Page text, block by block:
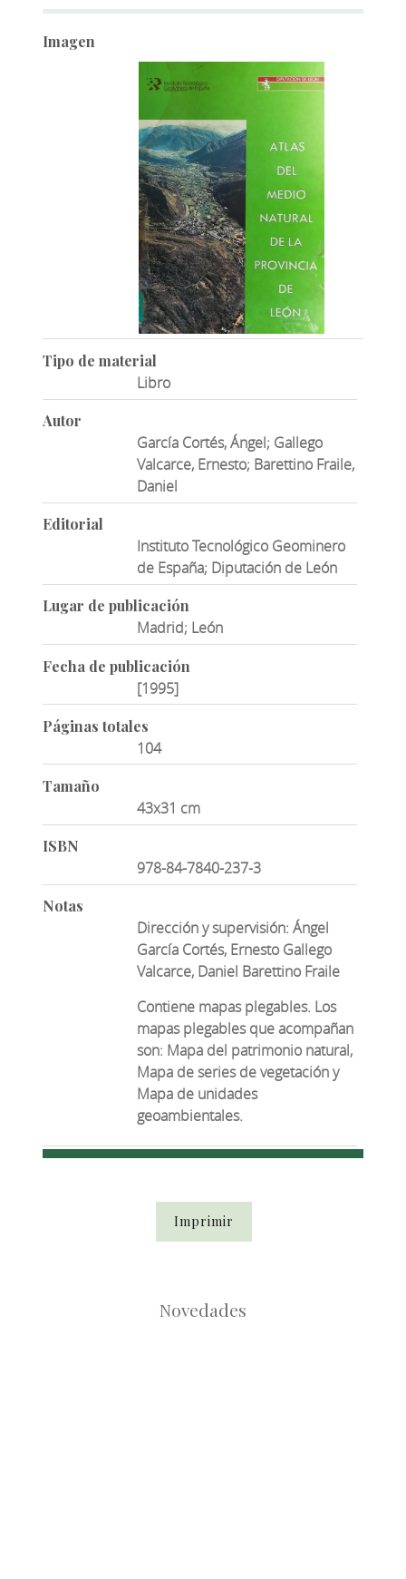
Imagen
Tipo de material
Libro
Autor
García Cortés, Ángel; Gallego
Valcarce, Ernesto; Barettino Fraile,
Daniel
Editorial
Instituto Tecnológico Geominero
de España; Diputación de León
Lugar de publicación
Madrid; León
Fecha de publicación
[1995]
Páginas totales
104
Tamaño
43x31 cm
ISBN
978-84-7840-237-3
Notas
Dirección y supervisión: Ángel
García Cortés, Ernesto Gallego
Valcarce, Daniel Barettino Fraile
Contiene mapas plegables. Los
mapas plegables que acompañan
son: Mapa del patrimonio natural,
Mapa de series de vegetación y
Mapa de unidades
geoambientales.
Imprimir
Novedades